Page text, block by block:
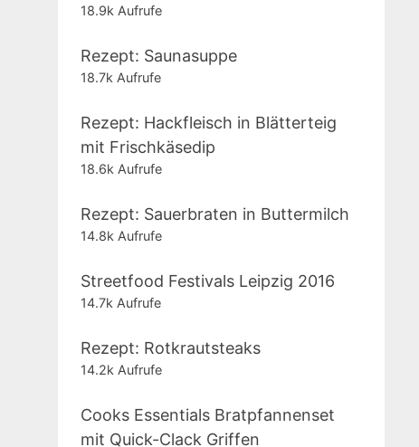
18.9k Aufrufe
Rezept: Saunasuppe
18.7k Aufrufe
Rezept: Hackfleisch in Blätterteig
mit Frischkäsedip
18.6k Aufrufe
Rezept: Sauerbraten in Buttermilch
14.8k Aufrufe
Streetfood Festivals Leipzig 2016
14.7k Aufrufe
Rezept: Rotkrautsteaks
14.2k Aufrufe
Cooks Essentials Bratpfannenset
mit Quick-Clack Griffen